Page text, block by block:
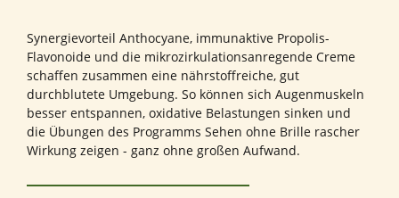
Synergievorteil Anthocyane, immunaktive Propolis-
Flavonoide und die mikrozirkulations­anregende Creme
schaffen zusammen eine nährstoffreiche, gut
durchblutete Umgebung. So können sich Augenmuskeln
besser entspannen, oxidative Belastungen sinken und
die Übungen des Programms Sehen ohne Brille rascher
Wirkung zeigen - ganz ohne großen Aufwand.